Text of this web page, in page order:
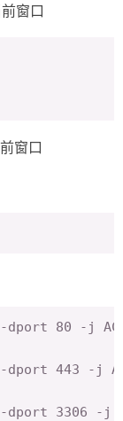
窗口
窗口
dport 80 -j
dport 443 -j
dport 3306 -j